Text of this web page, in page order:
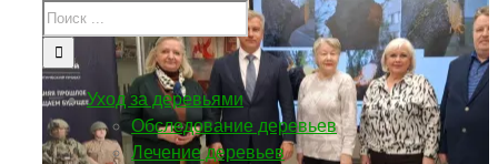
Уход за деревьями
Обследование деревьев
Лечение деревьев